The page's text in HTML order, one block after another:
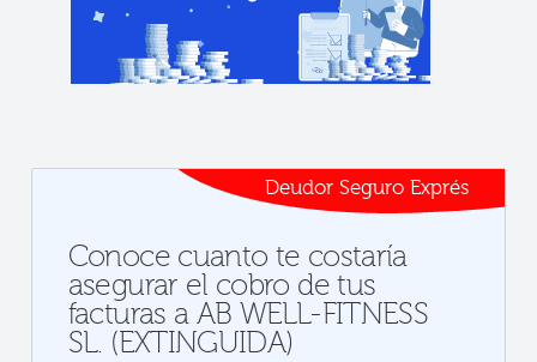
Deudor Seguro Exprés
Conoce cuanto te costaría
asegurar el cobro de tus
facturas a AB WELL-FITNESS
SL. (EXTINGUIDA)